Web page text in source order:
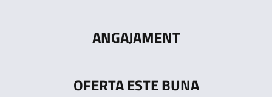
ANGAJAMENT
OFERTA ESTE BUNA